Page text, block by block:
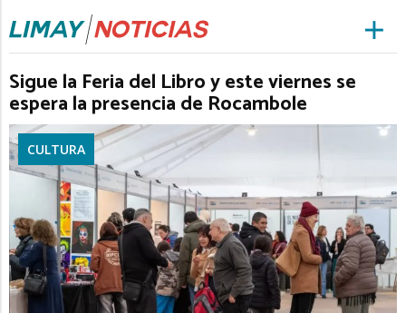
Sigue la Feria del Libro y este viernes se
espera la presencia de Rocambole
CULTURA